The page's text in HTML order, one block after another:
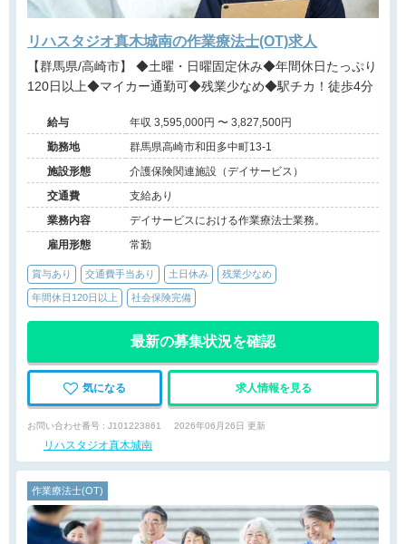
リハスタジオ真木城南の作業療法士(OT)求人
【群馬県/高崎市】 ◆土曜・日曜固定休み◆年間休日たっぷり
120日以上◆マイカー通勤可◆残業少なめ◆駅チカ！徒歩4分
給与
年収 3,595,000円 〜 3,827,500円
勤務地
群馬県高崎市和田多中町13-1
施設形態
介護保険関連施設（デイサービス）
交通費
支給あり
業務内容
デイサービスにおける作業療法士業務。
雇用形態
常勤
賞与あり 交通費手当あり 土日休み 残業少なめ
年間休日120日以上 社会保険完備
最新の募集状況を確認
気になる 求人情報を見る
お問い合わせ番号 : J101223861 2026年06月26日 更新
リハスタジオ真木城南
作業療法士(OT)